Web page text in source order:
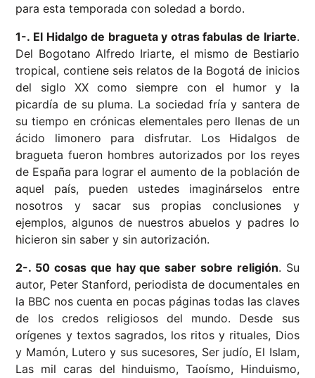
para esta temporada con soledad a bordo.
1-. El Hidalgo de bragueta y otras fabulas de Iriarte.
Del Bogotano Alfredo Iriarte, el mismo de Bestiario
tropical, contiene seis relatos de la Bogotá de inicios
del siglo XX como siempre con el humor y la
picardía de su pluma. La sociedad fría y santera de
su tiempo en crónicas elementales pero llenas de un
ácido limonero para disfrutar. Los Hidalgos de
bragueta fueron hombres autorizados por los reyes
de España para lograr el aumento de la población de
aquel país, pueden ustedes imaginárselos entre
nosotros y sacar sus propias conclusiones y
ejemplos, algunos de nuestros abuelos y padres lo
hicieron sin saber y sin autorización.
2-. 50 cosas que hay que saber sobre religión. Su
autor, Peter Stanford, periodista de documentales en
la BBC nos cuenta en pocas páginas todas las claves
de los credos religiosos del mundo. Desde sus
orígenes y textos sagrados, los ritos y rituales, Dios
y Mamón, Lutero y sus sucesores, Ser judío, El Islam,
Las mil caras del hinduismo, Taoísmo, Hinduismo,